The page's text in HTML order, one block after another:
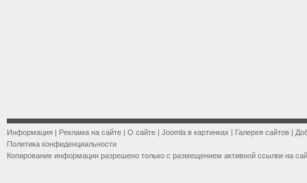
Информация | Реклама на сайте | О сайте | Joomla в картинках | Галерея сайтов |
Политика конфиденциальности
Копирование информации разрешено только с размещением активной ссылки на